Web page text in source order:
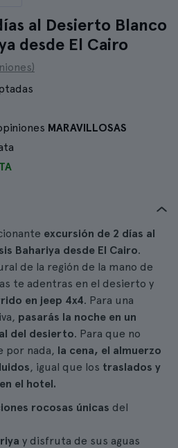
al Desierto Blanco
desde El Cairo
MARAVILLOSAS
excursión de 2 días al
Bahariya desde El Cairo.
de la región de la mano de
te adentras en el desierto y
en jeep 4x4. Para una
pasarás la noche en un
del desierto. Para que no
por nada, la cena, el almuerzo
, igual que los traslados y
el hotel.
rocosas únicas del
y disfruta de sus aguas